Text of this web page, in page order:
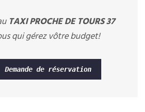
TAXI PROCHE DE TOURS 37
qui gérez vôtre budget!
Demande de réservation